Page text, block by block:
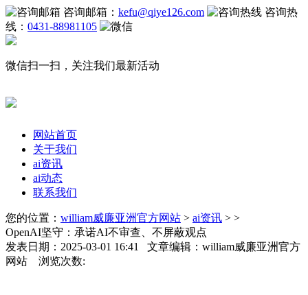
咨询邮箱： kefu@qiye126.com
咨询热
线： 0431-88981105
微信扫一扫，关注我们最新活动
网站首页
关于我们
ai资讯
ai动态
联系我们
您的位置： william威廉亚洲官方网站 > ai资讯 > >
OpenAI坚守：承诺AI不审查、不屏蔽观点
发表日期：2025-03-01 16:41 文章编辑：william威廉亚洲官方
网站 浏览次数: